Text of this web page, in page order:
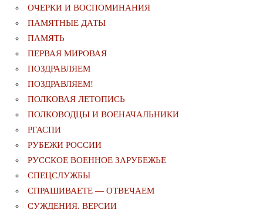
ОЧЕРКИ И ВОСПОМИНАНИЯ
ПАМЯТНЫЕ ДАТЫ
ПАМЯТЬ
ПЕРВАЯ МИРОВАЯ
ПОЗДРАВЛЯЕМ
ПОЗДРАВЛЯЕМ!
ПОЛКОВАЯ ЛЕТОПИСЬ
ПОЛКОВОДЦЫ И ВОЕНАЧАЛЬНИКИ
РГАСПИ
РУБЕЖИ РОССИИ
РУССКОЕ ВОЕННОЕ ЗАРУБЕЖЬЕ
СПЕЦСЛУЖБЫ
СПРАШИВАЕТЕ — ОТВЕЧАЕМ
СУЖДЕНИЯ. ВЕРСИИ